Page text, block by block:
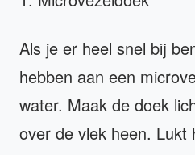
Als je er heel snel bij
hebben aan een
water. Maak de doek
over de vlek heen. Lukt